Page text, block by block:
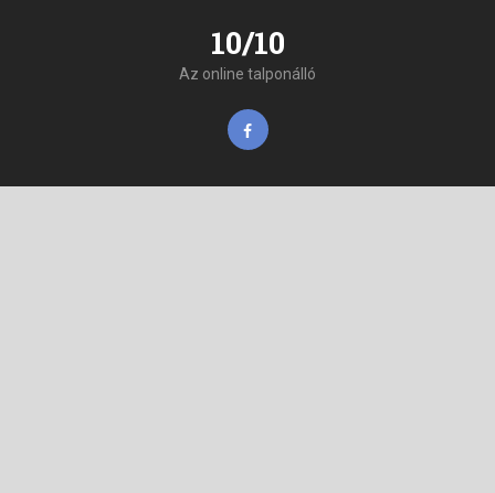
10/10
Az online talponálló